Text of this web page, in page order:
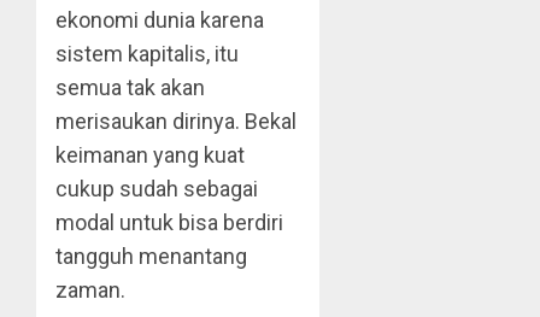
ekonomi dunia karena
sistem kapitalis, itu
semua tak akan
merisaukan dirinya. Bekal
keimanan yang kuat
cukup sudah sebagai
modal untuk bisa berdiri
tangguh menantang
zaman.